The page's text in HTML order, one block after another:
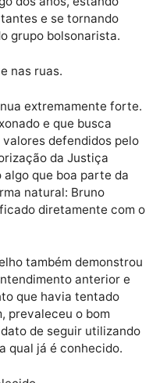
lealdade e
Jair Bolsonaro.
onda política, Scheid
dos anos, estando
e se tornando
do grupo bolsonarista.
nas ruas.
extremamente
e que busca
valores defendidos
da Justiça
algo que boa parte da
natural: Bruno
diretamente